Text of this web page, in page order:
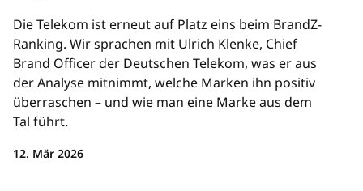
Die Telekom ist erneut auf Platz eins beim BrandZ-
Ranking. Wir sprachen mit Ulrich Klenke, Chief
Brand Officer der Deutschen Telekom, was er aus
der Analyse mitnimmt, welche Marken ihn positiv
überraschen – und wie man eine Marke aus dem
Tal führt.
12. Mär 2026